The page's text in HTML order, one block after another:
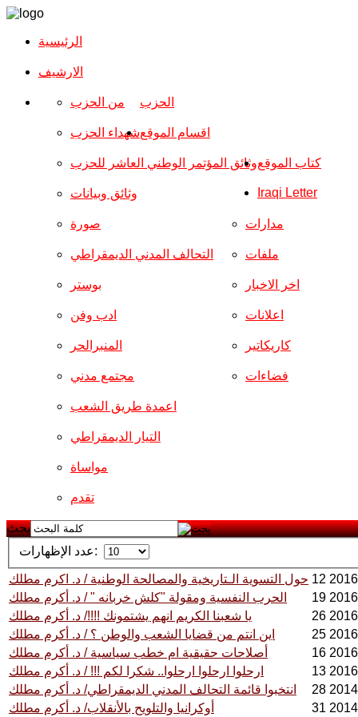
الرئيسية
الارشیف
الحزب من الحزب
شهداء الحزب
وثائق المؤتمر الوطني العاشر للحزب
وثائق وبيانات
اقسام الموقع
صورة
التحالف المدني الديمقراطي
بوستر
ادب وفن
المنبرالحر
مجتمع مدني
مدارات
ملفات
اخر الاخبار
اعلانات
كاريكاتير
فضاءات
اعمدة طريق الشعب
التيار الديمقراطي
مواساة
تقدم
كتاب الموقع
Iraqi Letter
بحث
عدد الإظهارات:
حول التسوية الـتاريخية والمصالحة الوطنية / د. اكرم مطلك
الحرب النفسية ومقولة "كلش خربانه " / د. أكرم مطلك
يا شعبنا الكريم انهم يشتمونك !!!!/ د. أكرم مطلك
اين انتم من قضايا الشعب والوطن ؟ / د. أكرم مطلك
أصلاحات حقيقية ام خطب سياسية / د. أكرم مطلك
ارحلوا ارحلوا ارحلوا.. شكرا لكم !!! / د. أكرم مطلك
انتخبوا قائمة التحالف المدني الديمقراطي/ د. أكرم مطلك
أوكرانيا والتلويح بالأنقلاب/ د. أكرم مطلك